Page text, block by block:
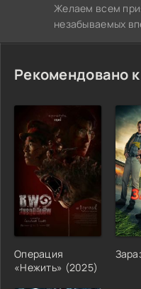
Желаем всем
незабываемых
Рекомендовано
Операция
«Нежить» (2025)